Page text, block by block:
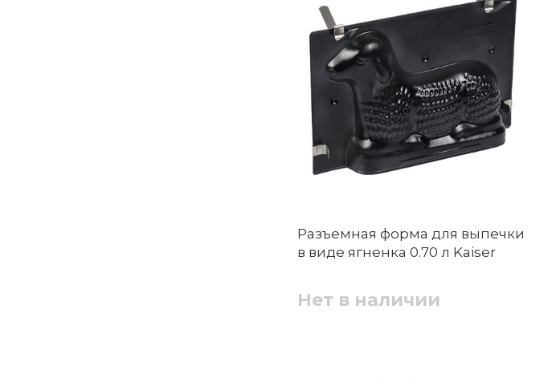
Разъемная форма для выпечки
в виде ягненка 0.70 л Kaiser
Нет в наличии